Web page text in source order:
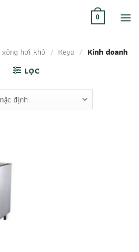
0
hơi khô / Keya / Kinh doanh
LỌC